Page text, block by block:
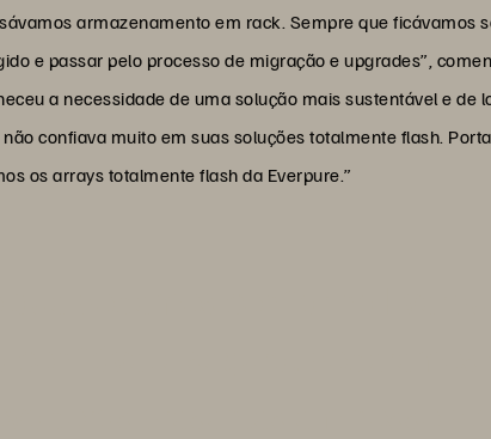
armazenamento em rack. Sempre que ficávamos
e passar pelo processo de migração e upgrades”,
a necessidade de uma solução mais sustentável e de
confiava muito em suas soluções totalmente flash.
os arrays totalmente flash da Everpure.”